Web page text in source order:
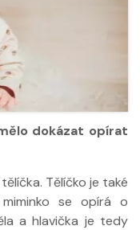
dokázat opírat
Tělíčko je také
se opírá o
a hlavička je tedy